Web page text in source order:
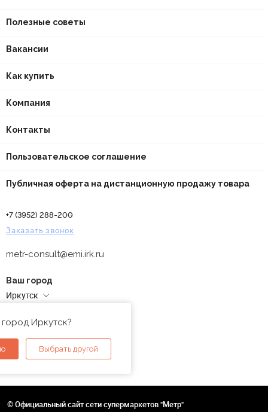
Полезные советы
Вакансии
Как купить
Компания
Контакты
Пользовательское соглашение
Публичная оферта на дистанционную продажу товара
+7 (3952) 288-200
Заказать звонок
metr-consult@emi.irk.ru
Ваш город
Иркутск
Иркутск?
Выбрать другой
© Официальный сайт сети супермаркетов "Метр"